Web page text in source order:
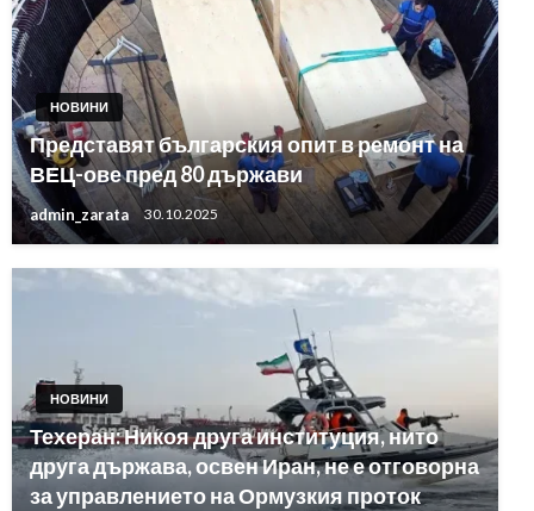
НОВИНИ
Представят българския опит в ремонт на
ВЕЦ-ове пред 80 държави
admin_zarata 30.10.2025
НОВИНИ
Техеран: Никоя друга институция, нито
друга държава, освен Иран, не е отговорна
за управлението на Ормузкия проток